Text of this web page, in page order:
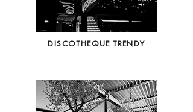
DISCOTHEQUE TRENDY